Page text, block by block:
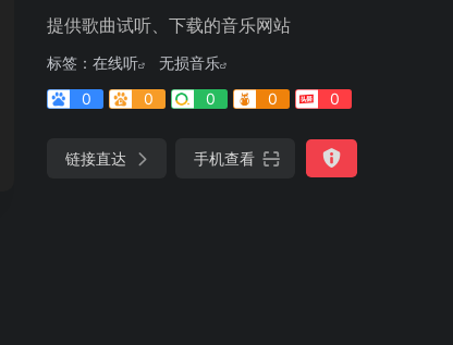
提供歌曲试听、下载的音乐网站
标签： 在线听
无损音乐
0
0 0 0 0
链接直达 手机查看